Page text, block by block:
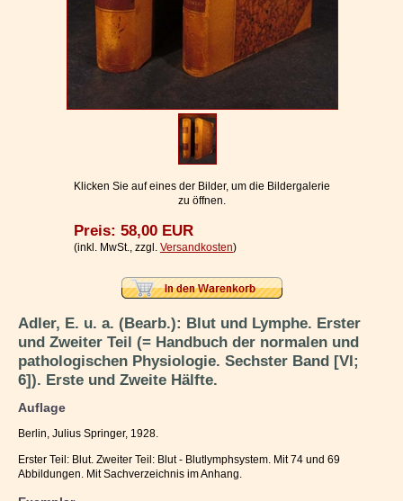
Widerrufsbelehrung
Geschäftsbedingungen
Ihr WarenkorbKlicken Sie auf eines der Bilder, um die Bildergalerie
zu öffnen.
Preis: 58,00 EUR
(inkl. MwSt., zzgl. Versandkosten)
Adler, E. u. a. (Bearb.): Blut und Lymphe. Erster
und Zweiter Teil (= Handbuch der normalen und
pathologischen Physiologie. Sechster Band [VI;
6]). Erste und Zweite Hälfte.
Auflage
Berlin, Julius Springer, 1928.
Erster Teil: Blut. Zweiter Teil: Blut - Blutlymphsystem. Mit 74 und 69
Abbildungen. Mit Sachverzeichnis im Anhang.